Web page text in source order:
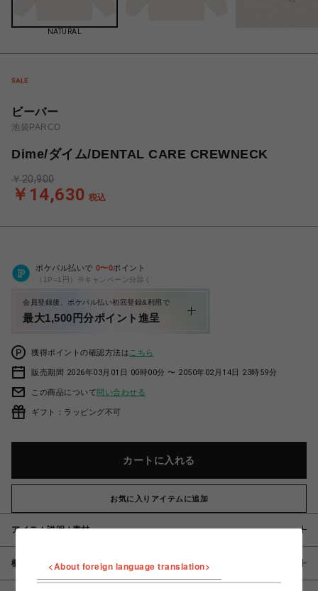
NATURAL
ビーバー
池袋PARCO
Dime/ダイム/DENTAL CARE CREWNECK
￥14,630 税込
￥20,900
ポケパル払いで 0〜0ポイント
（1P=1円）※キャンペーン分除く
会員登録後、ポケパル払い初回登録&利用で
最大1,500円分ポイント進呈
獲得ポイントの確認方法は こちら
販売期間 2026年03月01日 00時00分 〜 2050年02月14日 23時59分
この商品について問い合わせる
ギフト：ラッピング不可
カートに入れる
お気に入りアイテムに追加
アイテム説明 / 素材
概要 <About foreign language translation>